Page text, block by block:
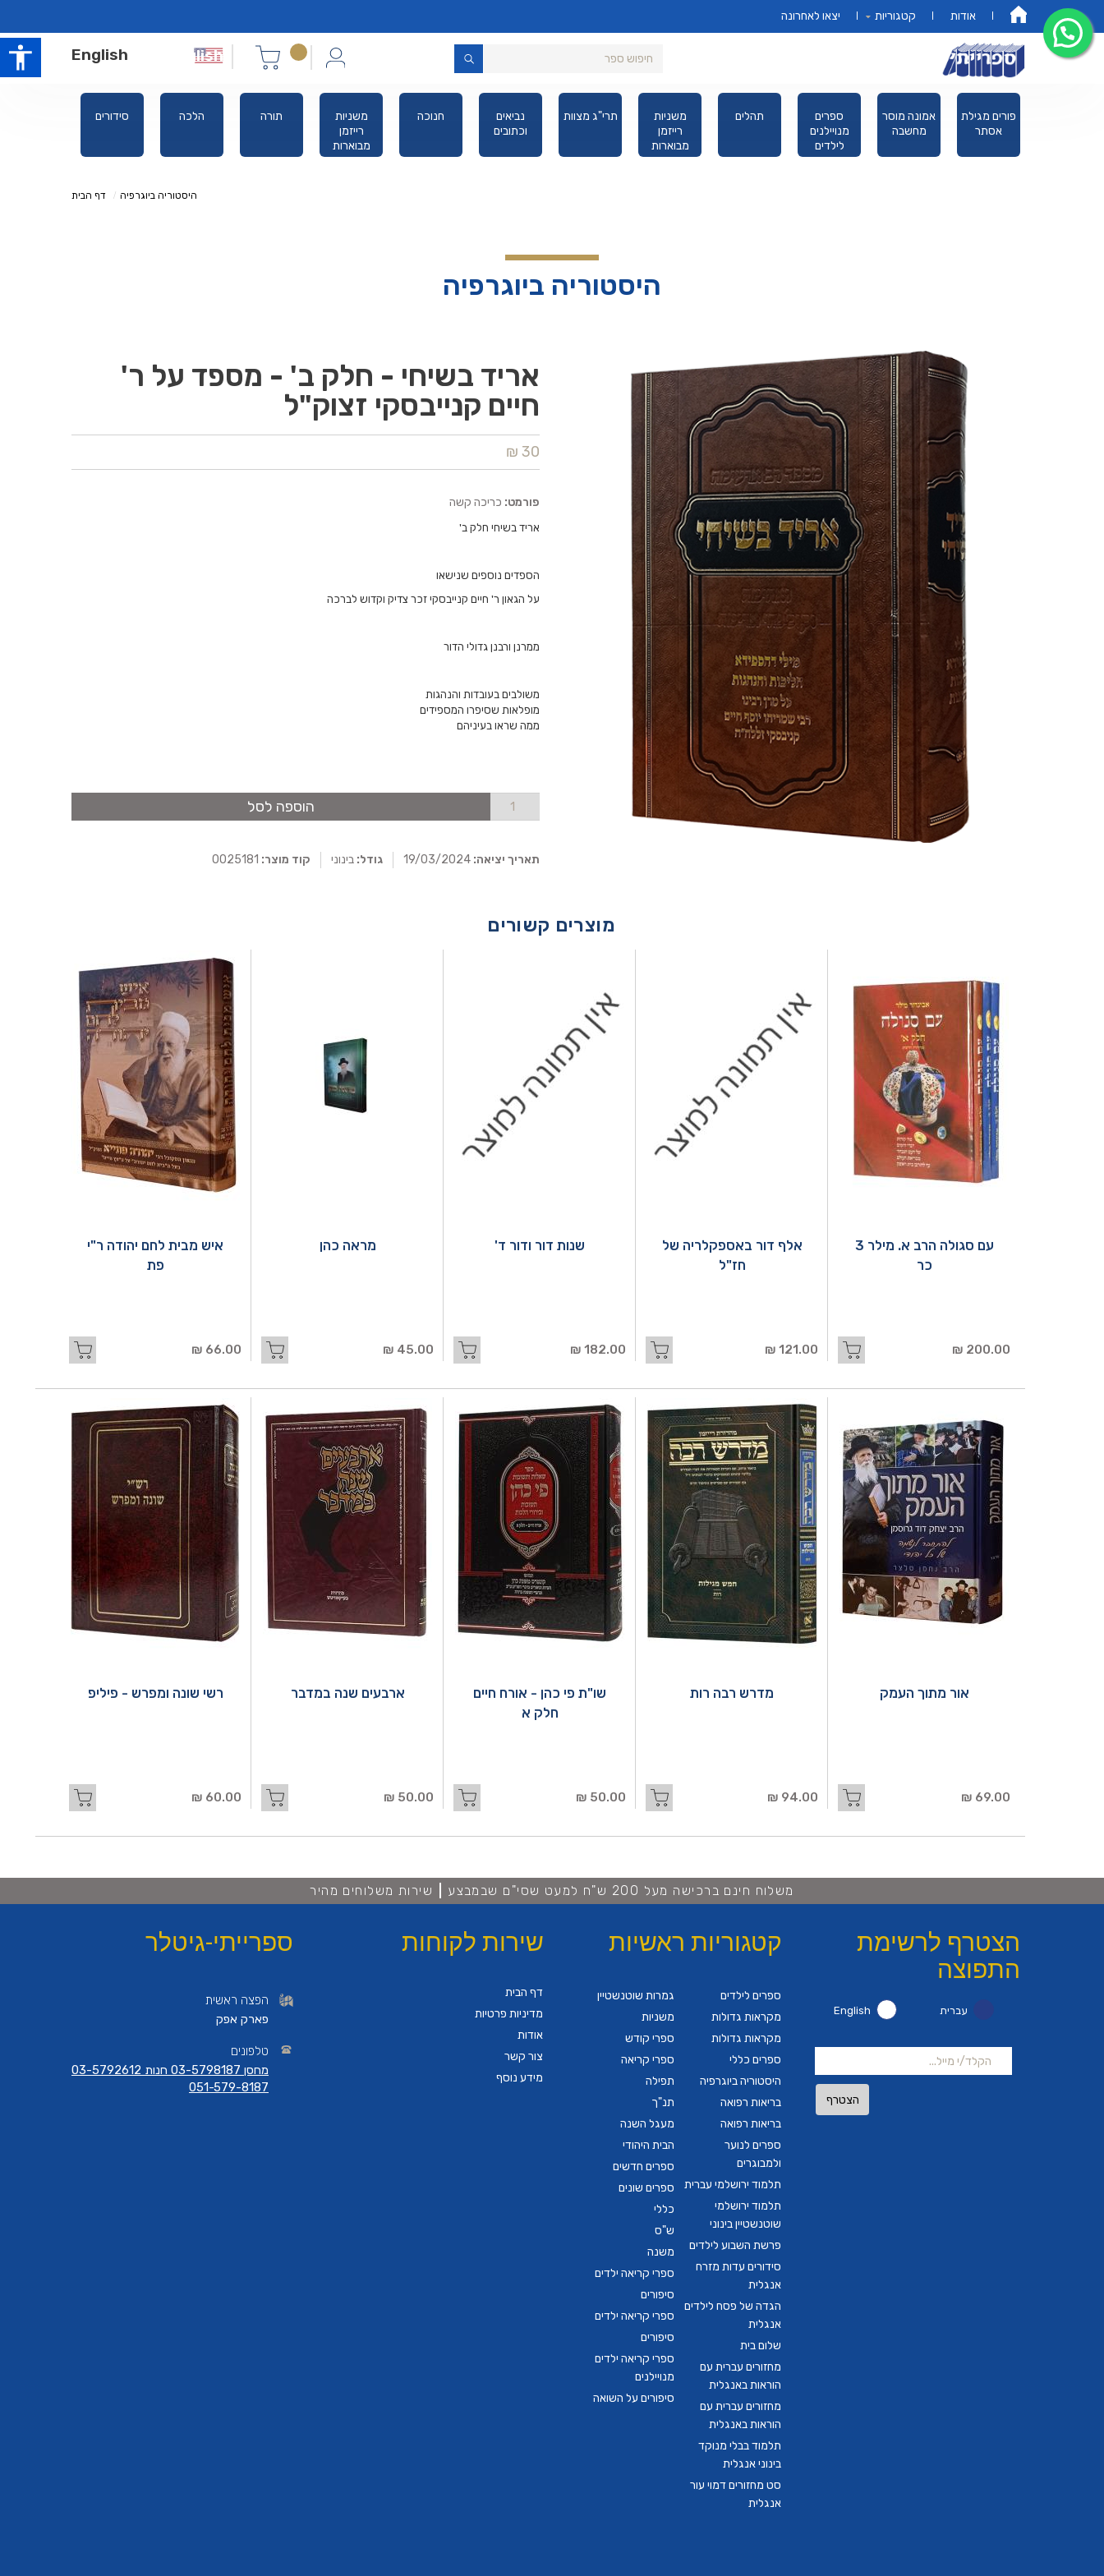
אודות קטגוריות יצאו לאחרונה
English
סידורים הלכה תורה
משניות
רייזמן
מבוארות
חנוכה
נביאים
וכתובים
תרי"ג מצוות
משניות
רייזמן
מבוארות
מהדורת כיס
תהלים
ספרים
מנויילנים
לילדים
אמונה מוסר
מחשבה
פורים מגילת
אסתר
דף הבית היסטוריה ביוגרפיה
היסטוריה ביוגרפיה
אריד בשיחי - חלק ב' - מספד על ר'
חיים קנייבסקי זצוק"ל
30 ₪
פורמט: כריכה קשה
אריד בשיחי חלק ב'
הספדים נוספים שנישאו
על הגאון ר' חיים קנייבסקי זכר צדיק וקדוש לברכה
ממרנן ורבנן גדולי הדור
משולבים בעובדות והנהגות
מופלאות שסיפרו המספידים
ממה שראו בעיניהם
הוספה לסל
תאריך יציאה: גודל: בינוני קוד מוצר:
מוצרים קשורים
עם סגולה הרב א. מילר 3
כר
200.00 ₪
אלף דור באספקלריה של
חז"ל
121.00 ₪
שנות דור ודור ד'
182.00 ₪
מראה כהן
45.00 ₪
איש מבית לחם יהודה ר"י
פת
66.00 ₪
אור מתוך העמק
69.00 ₪
מדרש רבה רות
94.00 ₪
שו"ת פי כהן - אורח חיים
חלק א
50.00 ₪
ארבעים שנה במדבר
50.00 ₪
רשי שונה ומפרש - פיליפ
60.00 ₪
משלוח חינם ברכישה מעל 200 ש"ח למעט שסי"ם שבמבצע שירות משלוחים מהיר
ספרייתי-גיטלר
הפצה ראשית
פארק אפק
טלפונים
מחסן 03-5798187 חנות 03-5792612
051-579-8187
הצטרף לרשימת
התפוצה
עברית English
הצטרף
קטגוריות ראשיות
גמרות שוטנשטיין
משניות
ספרי קודש
ספרי קריאה
תפילה
תנ"ך
מעגל השנה
הבית היהודי
ספרים חדשים
ספרים שונים
כללי
ש"ס
משנה
ספרי קריאה ילדים
סיפורים
ספרי קריאה ילדים
סיפורים
ספרי קריאה ילדים
מנויילנים
סיפורים על השואה
ספרים לילדים
מקראות גדולות
מקראות גדולות
ספרים כללי
היסטוריה ביוגרפיה
בריאות רפואה
בריאות רפואה
ספרים לנוער
ולמבוגרים
תלמוד ירושלמי עברית
תלמוד ירושלמי
שוטנשטיין בינוני
פרשת השבוע לילדים
סידורים עדות מזרח
אנגלית
הגדה של פסח לילדים
אנגלית
שלום בית
מחזורים עברית עם
הוראות באנגלית
מחזורים עברית עם
הוראות באנגלית
תלמוד בבלי מנוקד
בינוני אנגלית
סט מחזורים דמוי עור
אנגלית
שירות לקוחות
דף הבית
מדיניות פרטיות
אודות
צור קשר
מידע נוסף